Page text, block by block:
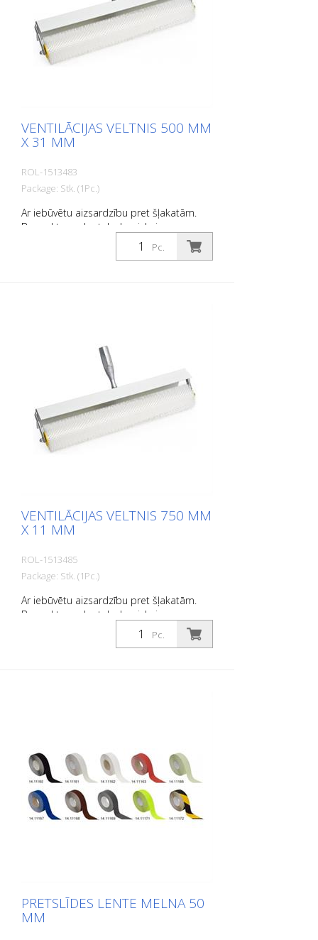
VENTILĀCIJAS VELTNIS 500 MM
X 31 MM
ROL-1513483
Package: Stk. (1Pc.)
Ar iebūvētu aizsardzību pret šļakatām.
Bez roktura, der teleskopiskajam
Pc.
VENTILĀCIJAS VELTNIS 750 MM
X 11 MM
ROL-1513485
Package: Stk. (1Pc.)
Ar iebūvētu aizsardzību pret šļakatām.
Bez roktura, der teleskopiskajam
Pc.
PRETSLĪDES LENTE MELNA 50
MM